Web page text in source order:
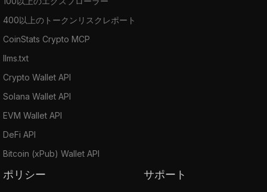
400以上のトークンリスクレポート
CoinStats Crypto MCP
llms.txt
Crypto Wallet API
Solana Wallet API
EVM Wallet API
DeFi API
Bitcoin (xPub) Wallet API
ポリシー サポート